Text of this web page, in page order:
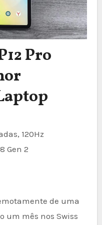
Pro
120Hz
Gen 2
de uma
um mês nos Swiss